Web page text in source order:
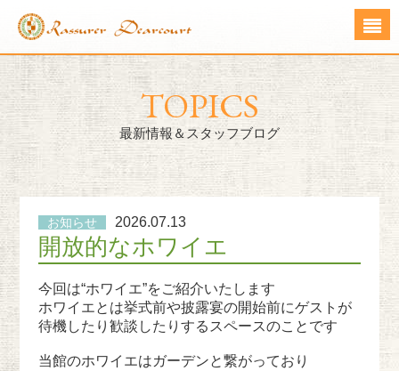
TOPICS
最新情報＆スタッフブログ
お知らせ 2026.07.13
開放的なホワイエ
今回は“ホワイエ”をご紹介いたします
ホワイエとは挙式前や披露宴の開始前にゲストが
待機したり歓談したりするスペースのことです
当館のホワイエはガーデンと繋がっており